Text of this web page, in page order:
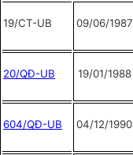
19/CT-UB 09/06/1987
20/QĐ-UB 19/01/1988
604/QĐ-UB 04/12/1990